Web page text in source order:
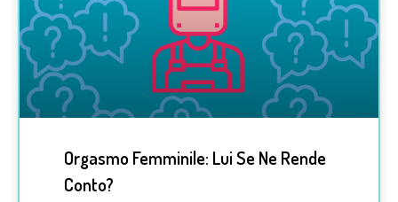
Orgasmo Femminile: Lui Se Ne Rende
Conto?